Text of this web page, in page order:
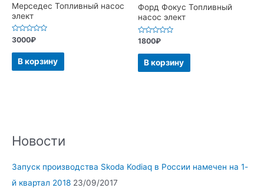
Новости
Запуск производства Skoda Kodiaq в России намечен на 1-
й квартал 2018 23/09/2017
Мерседес Топливный насос
элект
Оценка
0
из
3000₽
В корзину
Форд Фокус Топливный
насос элект
Оценка
из
1800₽
В корзину